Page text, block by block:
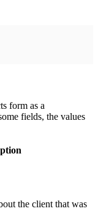
form as a
fields, the values
the client that was